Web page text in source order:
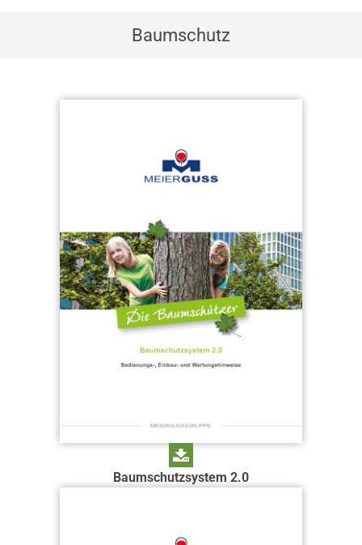
Baumschutz
Baumschutzsystem 2.0